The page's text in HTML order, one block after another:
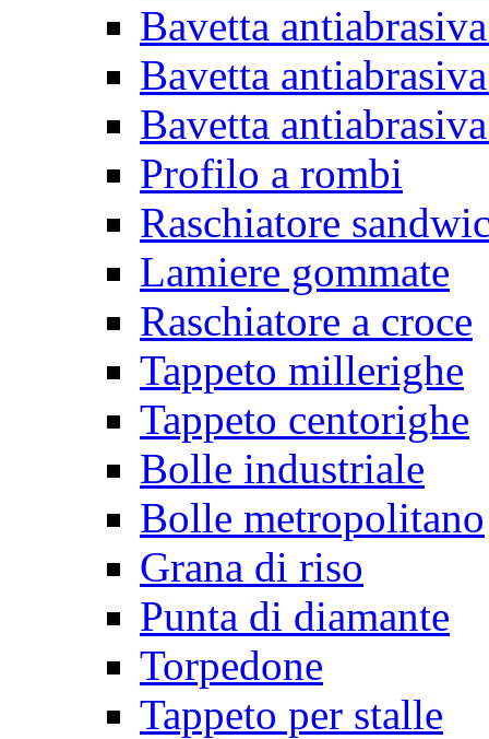
Bavetta
Bavetta
Bavetta
Profilo a rombi
Raschiatore
Lamiere gommate
Raschiatore a croce
Tappeto millerighe
Tappeto centorighe
Bolle industriale
Bolle metropolitano
Grana di riso
Punta di diamante
Torpedone
Tappeto per stalle